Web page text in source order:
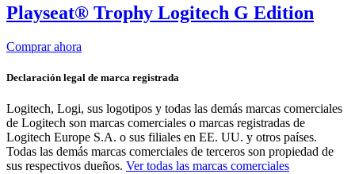
Playseat® Trophy Logitech G Edition
Comprar ahora
Declaración legal de marca registrada
Logitech, Logi, sus logotipos y todas las demás marcas comerciales
de Logitech son marcas comerciales o marcas registradas de
Logitech Europe S.A. o sus filiales en EE. UU. y otros países.
Todas las demás marcas comerciales de terceros son propiedad de
sus respectivos dueños. Ver todas las marcas comerciales